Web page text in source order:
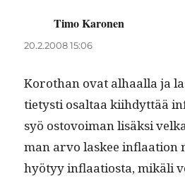
Timo Karonen
20.2.2008 15:06
Korothan ovat alhaal­la ja
tietysti osaltaa kiihdyt­tää
syö ostovoiman lisäk­si
man arvo las­kee inflaa­tion
hyö­tyy inflaa­tios­ta, mikäli